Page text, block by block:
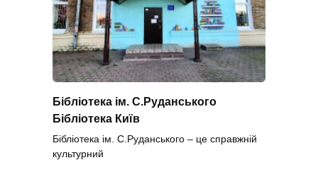
Бібліотека ім. С.Руданського
Бібліотека Київ
Бібліотека ім. С.Руданського – це справжній
культурний